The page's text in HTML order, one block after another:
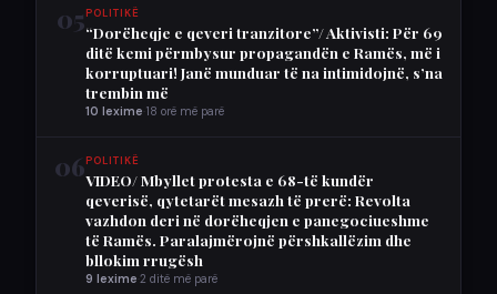
05POLITIKË
“Dorëheqje e qeveri tranzitore”/ Aktivisti: Për 69
ditë kemi përmbysur propagandën e Ramës, më i
korruptuari! Janë munduar të na intimidojnë, s’na
trembin më
10 lexime 18 orë më parë
06POLITIKË
VIDEO/ Mbyllet protesta e 68-të kundër
qeverisë, qytetarët mesazh të prerë: Revolta
vazhdon deri në dorëheqjen e panegociueshme
të Ramës. Paralajmërojnë përshkallëzim dhe
bllokim rrugësh
9 lexime 2 ditë më parë